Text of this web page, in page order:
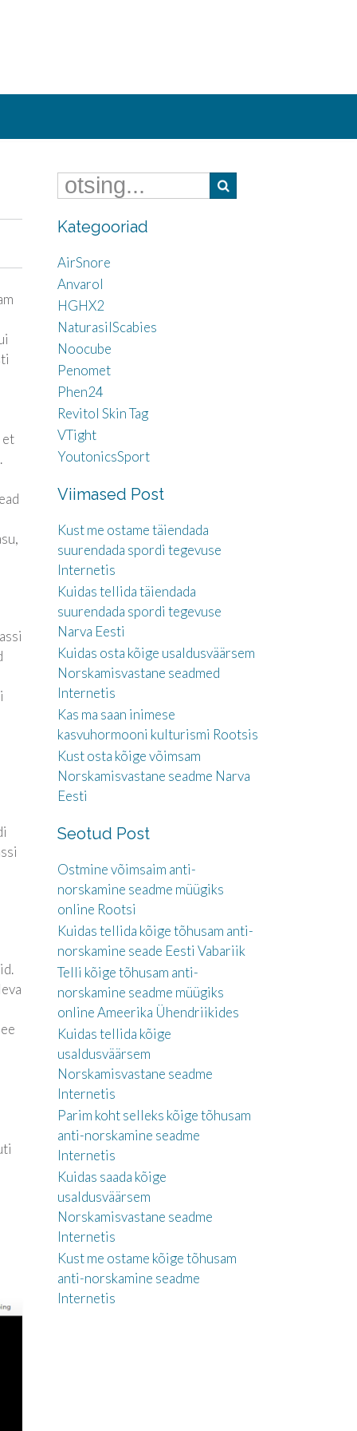
et
Kategooriad
AirSnore
Anvarol
HGHX2
NaturasilScabies
Noocube
Penomet
Phen24
Revitol Skin Tag
VTight
YoutonicsSport
Viimased Post
Kust me ostame täiendada
suurendada spordi tegevuse
Internetis
Kuidas tellida täiendada
suurendada spordi tegevuse
Narva Eesti
Kuidas osta kõige usaldusväärsem
Norskamisvastane seadmed
Internetis
Kas ma saan inimese
kasvuhormooni kulturismi Rootsis
Kust osta kõige võimsam
Norskamisvastane seadme Narva
Eesti
Seotud Post
Ostmine võimsaim anti-
norskamine seadme müügiks
online Rootsi
Kuidas tellida kõige tõhusam anti-
norskamine seade Eesti Vabariik
Telli kõige tõhusam anti-
norskamine seadme müügiks
online Ameerika Ühendriikides
Kuidas tellida kõige
usaldusväärsem
Norskamisvastane seadme
Internetis
Parim koht selleks kõige tõhusam
anti-norskamine seadme
Internetis
Kuidas saada kõige
usaldusväärsem
Norskamisvastane seadme
Internetis
Kust me ostame kõige tõhusam
anti-norskamine seadme
Internetis